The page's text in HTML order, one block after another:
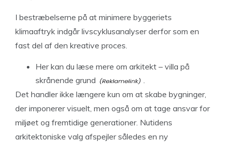
I bestræbelserne på at minimere byggeriets
klimaaftryk indgår livscyklusanalyser derfor som en
fast del af den kreative proces.
Her kan du læse mere om arkitekt – villa på
skrånende grund
.
Det handler ikke længere kun om at skabe bygninger,
der imponerer visuelt, men også om at tage ansvar for
miljøet og fremtidige generationer. Nutidens
arkitektoniske valg afspejler således en ny